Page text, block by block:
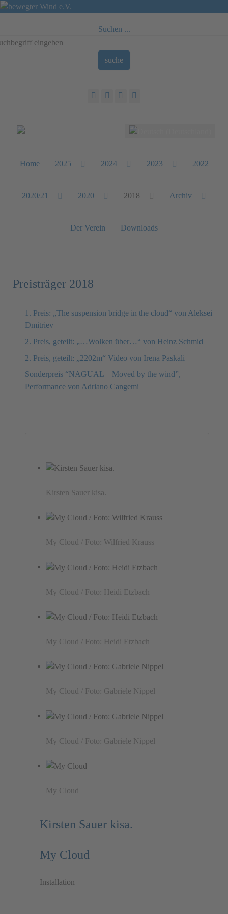
Suchen ...
suche
Sprache auswählen
Home 2025 2024 2023 2022
2020/21 2020 2018 Archiv
Der Verein Downloads
Preisträger 2018
1. Preis: „The suspension bridge in the cloud“ von Aleksei
Dmitriev
2. Preis, geteilt: „…Wolken über…“ von Heinz Schmid
2. Preis, geteilt: „2202m“ Video von Irena Paskali
Sonderpreis “NAGUAL – Moved by the wind”,
Performance von Adriano Cangemi
Kirsten Sauer kisa.
My Cloud / Foto: Wilfried Krauss
My Cloud / Foto: Heidi Etzbach
My Cloud / Foto: Heidi Etzbach
My Cloud / Foto: Gabriele Nippel
My Cloud / Foto: Gabriele Nippel
My Cloud
Kirsten Sauer kisa.
My Cloud
Installation